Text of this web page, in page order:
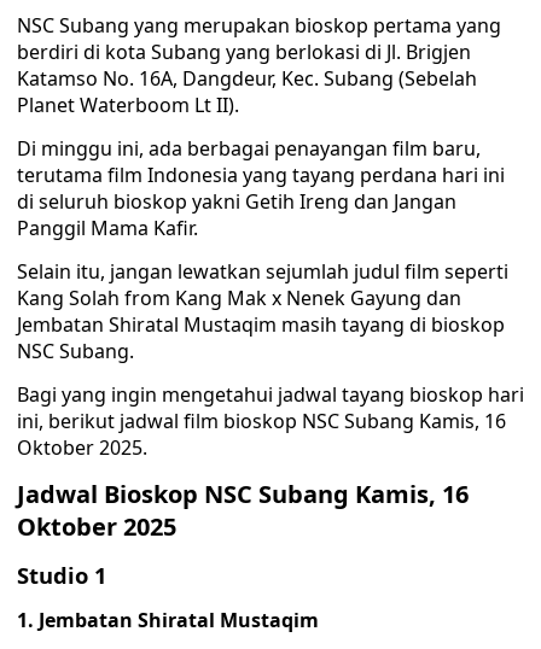
NSC Subang yang merupakan bioskop pertama yang
berdiri di kota Subang yang berlokasi di Jl. Brigjen
Katamso No. 16A, Dangdeur, Kec. Subang (Sebelah
Planet Waterboom Lt II).
Di minggu ini, ada berbagai penayangan film baru,
terutama film Indonesia yang tayang perdana hari ini
di seluruh bioskop yakni Getih Ireng dan Jangan
Panggil Mama Kafir.
Selain itu, jangan lewatkan sejumlah judul film seperti
Kang Solah from Kang Mak x Nenek Gayung dan
Jembatan Shiratal Mustaqim masih tayang di bioskop
NSC Subang.
Bagi yang ingin mengetahui jadwal tayang bioskop hari
ini, berikut jadwal film bioskop NSC Subang Kamis, 16
Oktober 2025.
Jadwal Bioskop NSC Subang Kamis, 16
Oktober 2025
Studio 1
1. Jembatan Shiratal Mustaqim